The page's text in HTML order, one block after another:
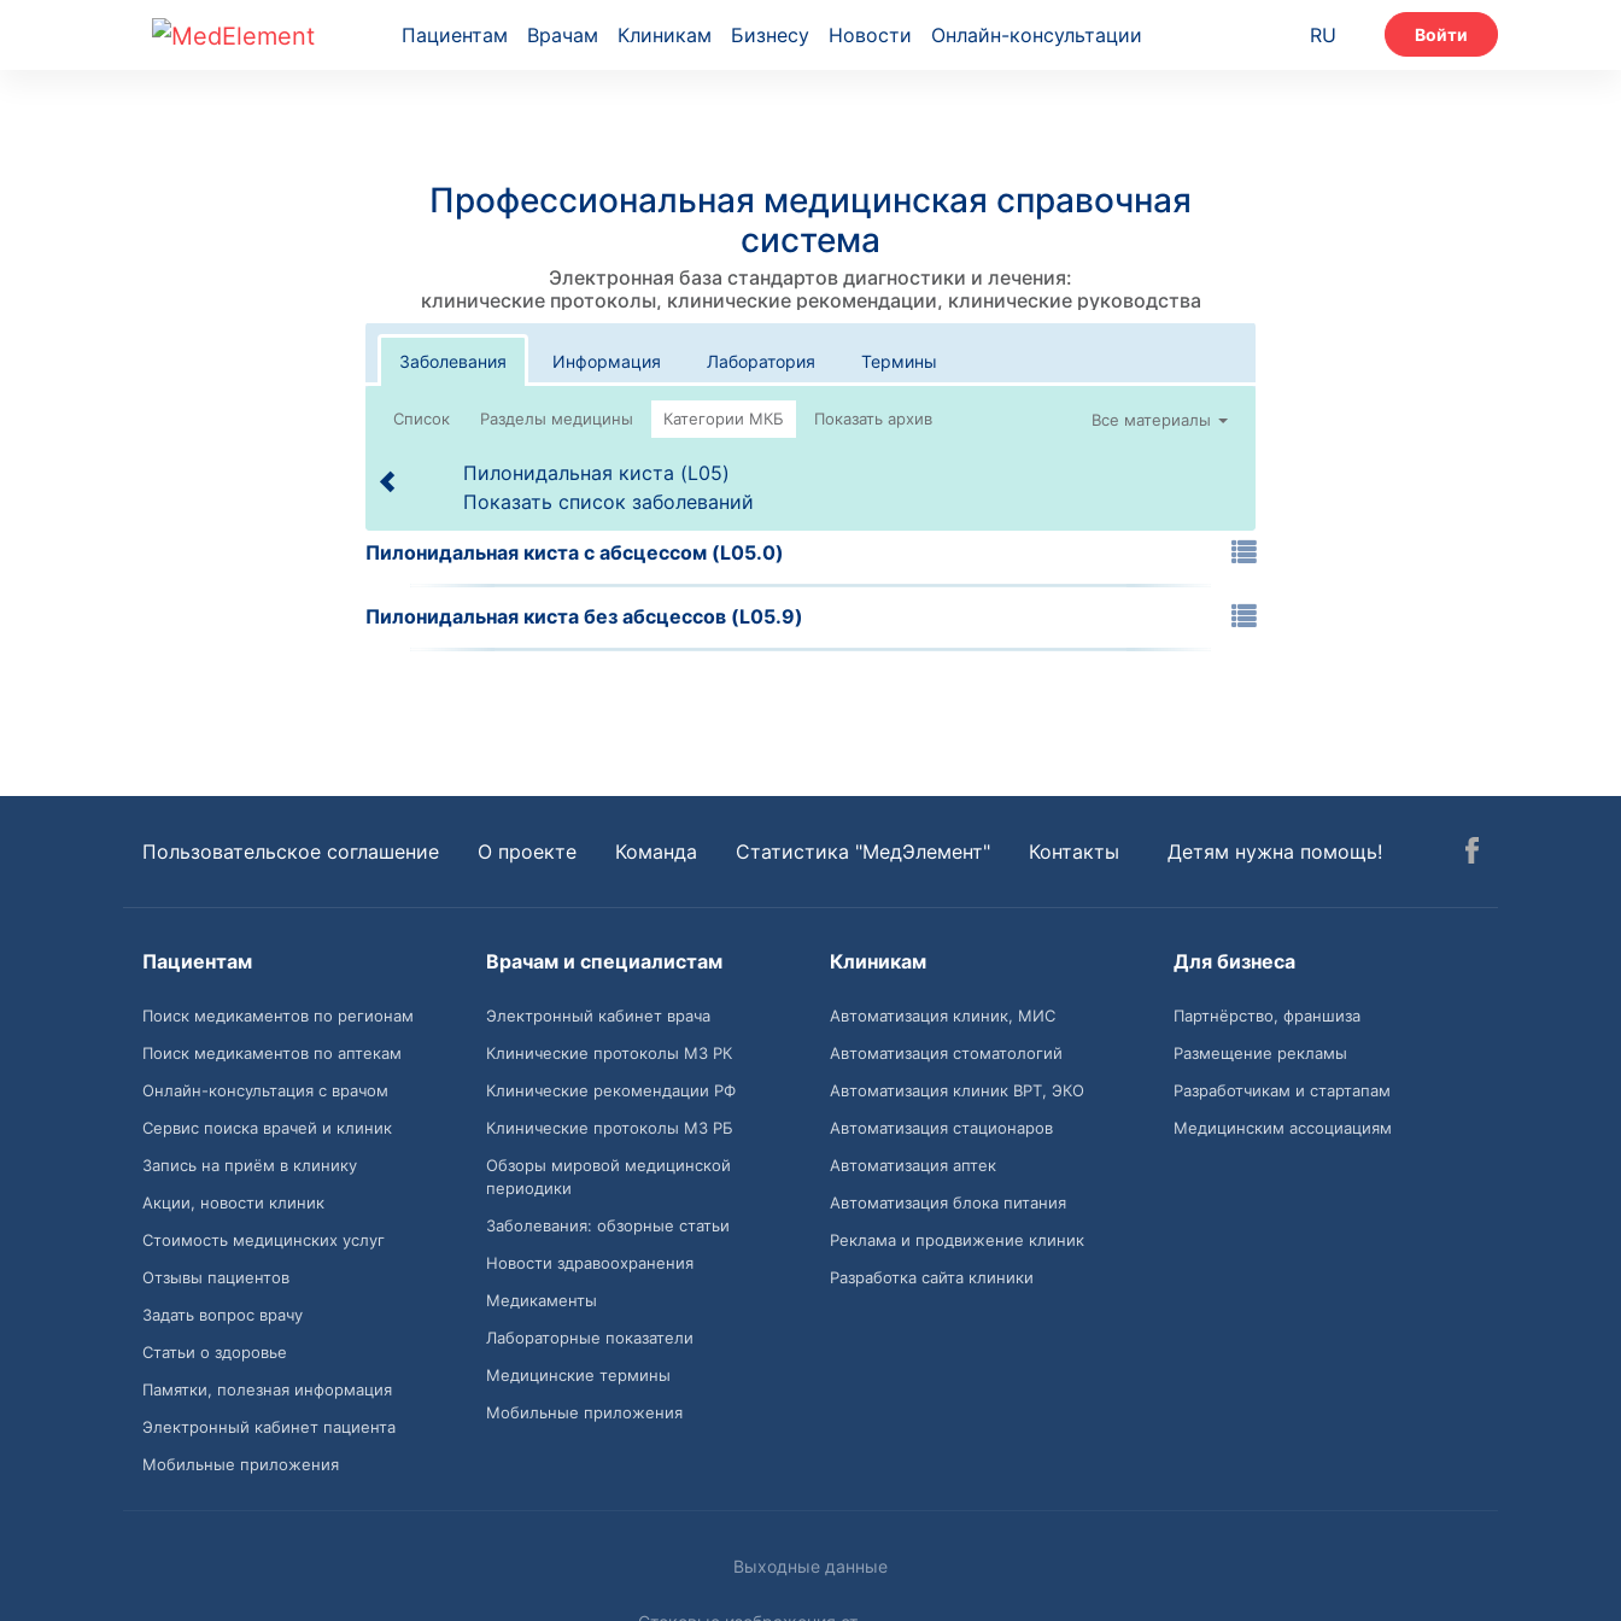
Пациентам Врачам Клиникам Бизнесу Новости Онлайн-консультации RU Войти
Профессиональная медицинская справочная
система
Электронная база стандартов диагностики и лечения:
клинические протоколы, клинические рекомендации, клинические руководства
Заболевания Информация Лаборатория Термины
Список Все материалы
Пилонидальная киста (L05)
Показать список заболеваний
Пилонидальная киста с абсцессом (L05.0)
Пилонидальная киста без абсцессов (L05.9)
Пользовательское соглашение О проекте Команда Статистика "МедЭлемент" Контакты Детям нужна помощь!
Пациентам
Поиск медикаментов по регионам
Поиск медикаментов по аптекам
Онлайн-консультация с врачом
Сервис поиска врачей и клиник
Запись на приём в клинику
Акции, новости клиник
Стоимость медицинских услуг
Отзывы пациентов
Задать вопрос врачу
Статьи о здоровье
Памятки, полезная информация
Электронный кабинет пациента
Мобильные приложения
Врачам и специалистам
Электронный кабинет врача
Клинические протоколы МЗ РК
Клинические рекомендации РФ
Клинические протоколы МЗ РБ
Обзоры мировой медицинской
периодики
Заболевания: обзорные статьи
Новости здравоохранения
Медикаменты
Лабораторные показатели
Медицинские термины
Мобильные приложения
Клиникам
Автоматизация клиник, МИС
Автоматизация стоматологий
Автоматизация клиник ВРТ, ЭКО
Автоматизация стационаров
Автоматизация аптек
Автоматизация блока питания
Реклама и продвижение клиник
Разработка сайта клиники
Для бизнеса
Партнёрство, франшиза
Размещение рекламы
Разработчикам и стартапам
Медицинским ассоциациям
Выходные данные